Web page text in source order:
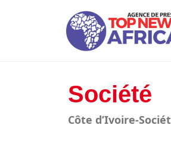
Société
Côte d’Ivoire-